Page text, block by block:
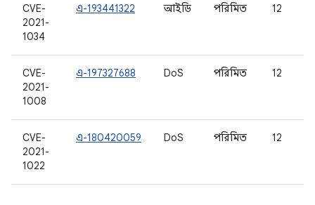
CVE-
2021-
1034
এ-193441322 আইডি পরিমিত 12
CVE-
2021-
1008
এ-197327688 DoS পরিমিত 12
CVE-
2021-
1022
এ-180420059 DoS পরিমিত 12